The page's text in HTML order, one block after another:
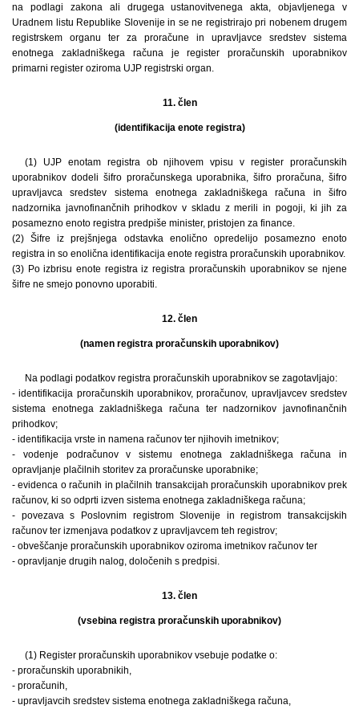
na podlagi zakona ali drugega ustanovitvenega akta, objavljenega v
Uradnem listu Republike Slovenije in se ne registrirajo pri nobenem drugem
registrskem organu ter za proračune in upravljavce sredstev sistema
enotnega zakladniškega računa je register proračunskih uporabnikov
primarni register oziroma UJP registrski organ.
11. člen
(identifikacija enote registra)
(1) UJP enotam registra ob njihovem vpisu v register proračunskih
uporabnikov dodeli šifro proračunskega uporabnika, šifro proračuna, šifro
upravljavca sredstev sistema enotnega zakladniškega računa in šifro
nadzornika javnofinančnih prihodkov v skladu z merili in pogoji, ki jih za
posamezno enoto registra predpiše minister, pristojen za finance.
(2) Šifre iz prejšnjega odstavka enolično opredelijo posamezno enoto
registra in so enolična identifikacija enote registra proračunskih uporabnikov.
(3) Po izbrisu enote registra iz registra proračunskih uporabnikov se njene
šifre ne smejo ponovno uporabiti.
12. člen
(namen registra proračunskih uporabnikov)
Na podlagi podatkov registra proračunskih uporabnikov se zagotavljajo:
- identifikacija proračunskih uporabnikov, proračunov, upravljavcev sredstev
sistema enotnega zakladniškega računa ter nadzornikov javnofinančnih
prihodkov;
- identifikacija vrste in namena računov ter njihovih imetnikov;
- vodenje podračunov v sistemu enotnega zakladniškega računa in
opravljanje plačilnih storitev za proračunske uporabnike;
- evidenca o računih in plačilnih transakcijah proračunskih uporabnikov prek
računov, ki so odprti izven sistema enotnega zakladniškega računa;
- povezava s Poslovnim registrom Slovenije in registrom transakcijskih
računov ter izmenjava podatkov z upravljavcem teh registrov;
- obveščanje proračunskih uporabnikov oziroma imetnikov računov ter
- opravljanje drugih nalog, določenih s predpisi.
13. člen
(vsebina registra proračunskih uporabnikov)
(1) Register proračunskih uporabnikov vsebuje podatke o:
- proračunskih uporabnikih,
- proračunih,
- upravljavcih sredstev sistema enotnega zakladniškega računa,